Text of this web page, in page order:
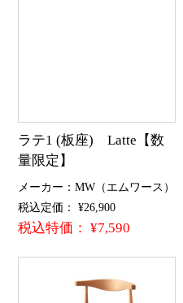
ラテ1 (板座) Latte【数
量限定】
メーカー：MW（エムワース）
税込定価： ¥26,900
税込特価： ¥7,590